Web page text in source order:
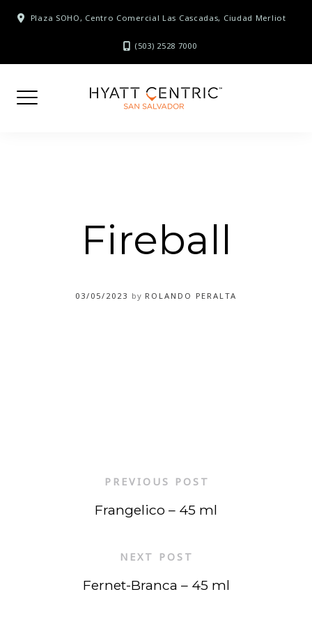
Plaza SOHO, Centro Comercial Las Cascadas, Ciudad Merliot
(503) 2528 7000
Fireball
03/05/2023 by ROLANDO PERALTA
PREVIOUS POST
Frangelico – 45 ml
NEXT POST
Fernet-Branca – 45 ml